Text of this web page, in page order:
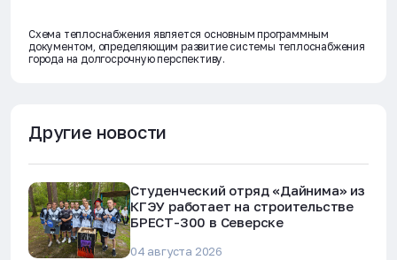
Схема теплоснабжения является основным программным
документом, определяющим развитие системы теплоснабжения
города на долгосрочную перспективу.
Другие новости
Студенческий отряд «Дайнима» из
КГЭУ работает на строительстве
БРЕСТ-300 в Северске
04 августа 2026